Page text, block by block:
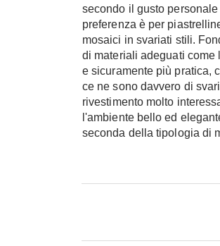
secondo il gusto
preferenza è per
mosaici in svariati stili.
di materiali adeguati
e sicuramente più pratica,
ce ne sono davvero di
rivestimento molto
l'ambiente bello ed
seconda della tipologia di